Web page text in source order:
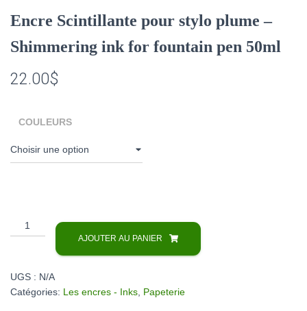
Encre Scintillante pour stylo plume –
Shimmering ink for fountain pen 50ml
22.00$
COULEURS
quantité
de
pour
stylo
AJOUTER AU PANIER
UGS : N/A
Catégories: Les encres - Inks Papeterie